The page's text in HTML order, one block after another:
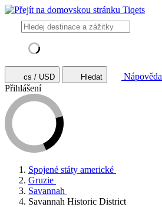
cs / USD Hledat
Nápověda
Přihlášení
Spojené státy americké
Gruzie
Savannah
Savannah Historic District